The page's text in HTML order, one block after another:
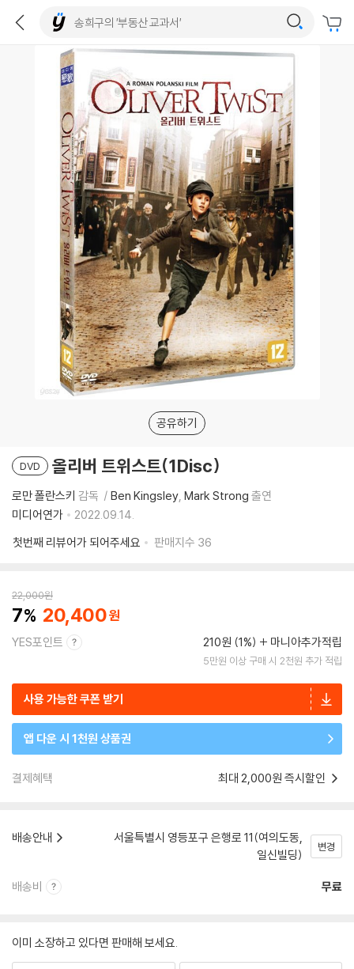
공유하기
DVD 올리버 트위스트(1Disc)
로만 폴란스키 감독 Ben Kingsley Mark Strong 출연
미디어연가
2022.09.14.
첫번째 리뷰어가 되어주세요
판매지수 36
22,000원
7 20,400
YES포인트 210원 (1%) 마니아추가적립
5만원 이상 구매 시 2천원 추가 적립
사용 가능한 쿠폰 받기
앱 다운 시 1천원 상품권
결제혜택 최대 2,000원 즉시할인
배송안내
서울특별시 영등포구 은행로 11(여의도동,
일신빌딩)
변경
배송비 무료
이미 소장하고 있다면 판매해 보세요.